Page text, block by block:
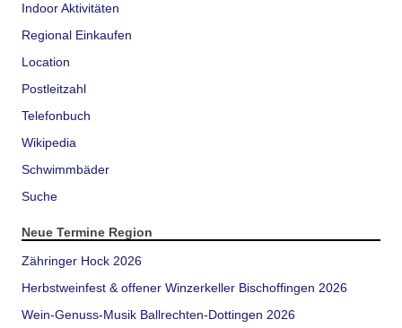
Indoor Aktivitäten
Regional Einkaufen
Location
Postleitzahl
Telefonbuch
Wikipedia
Schwimmbäder
Suche
Neue Termine Region
Zähringer Hock 2026
Herbstweinfest & offener Winzerkeller Bischoffingen 2026
Wein-Genuss-Musik Ballrechten-Dottingen 2026